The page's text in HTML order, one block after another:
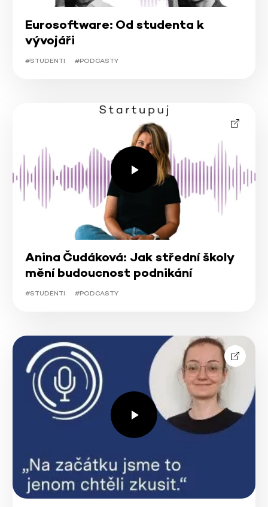
Eurosoftware: Od studenta k
vývojáři
#STUDENTI #PODCASTY
Anina Čudáková: Jak střední školy
mění budoucnost podnikání
#STUDENTI #PODCASTY